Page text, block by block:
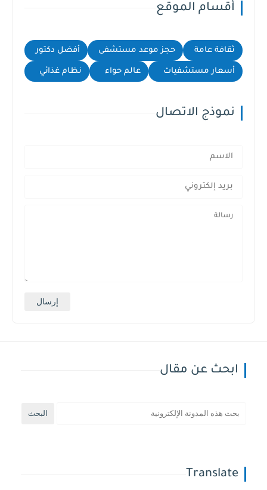
أقسام الموقع
ثقافة عامة حجز موعد مستشفى أفضل دكتور
أسعار مستشفيات عالم حواء نظام غذائي
نموذج الاتصال
ابحث عن مقال
Translate